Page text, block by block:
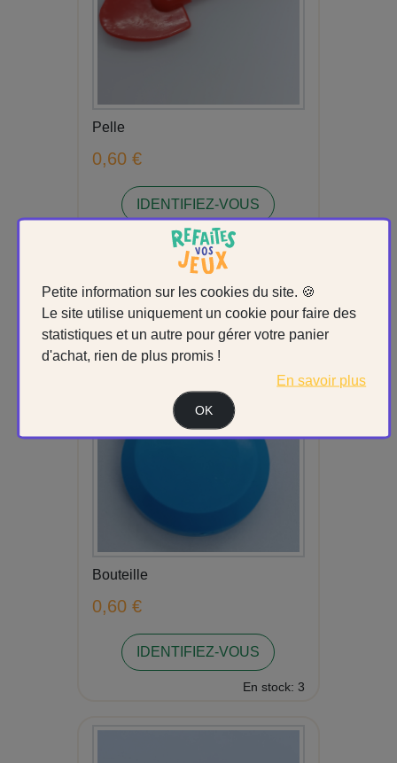
Petite information sur les cookies du site. 🍪
Le site utilise uniquement un cookie pour faire des
statistiques et un autre pour gérer votre panier
d'achat, rien de plus promis !
En savoir plus
OK
Pelle
0,60 €
IDENTIFIEZ-VOUS
Bouteille
0,60 €
IDENTIFIEZ-VOUS
En stock: 3